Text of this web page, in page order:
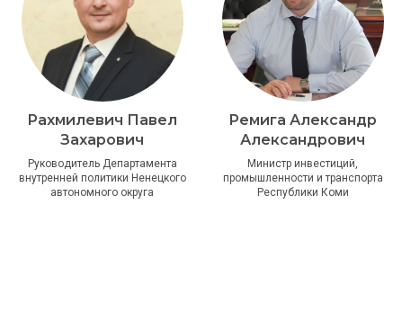
Рахмилевич Павел
Захарович
Руководитель Департамента
внутренней политики Ненецкого
автономного округа
Ремига Александр
Александрович
Министр инвестиций,
промышленности и транспорта
Республики Коми